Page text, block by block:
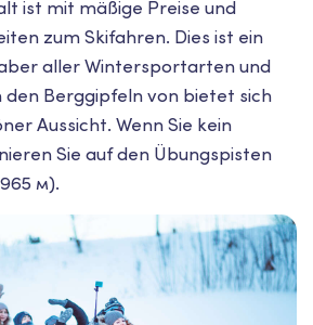
ist mit mäßige Preise und
zum Skifahren. Dies ist ein
aller Wintersportarten und
den Berggipfeln von bietet sich
Aussicht. Wenn Sie kein
Sie auf den Übungspisten
м).